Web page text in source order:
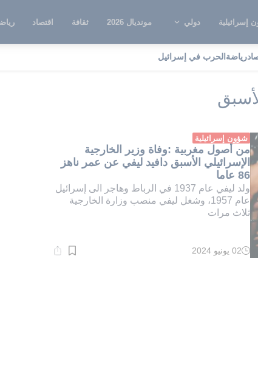
إسرائيلية دولي مونديال 2026 ثقافة اقتصاد
رياضة الحرب في إسرائيل
الإسرائيلي الأسبق
شؤون إسرائيلية
من أصول مغربية :وفاة وزير الخارجية
الإسرائيلي الأسبق دافيد ليفي عن عمر ناهز
86 عاما
ولد ليفي عام 1937 في الرباط وهاجر الى إسرائيل
عام 1957، وشغل ليفي منصب وزارة الخارجية
ثلاث مرات
وقت
02 يونيو 2024